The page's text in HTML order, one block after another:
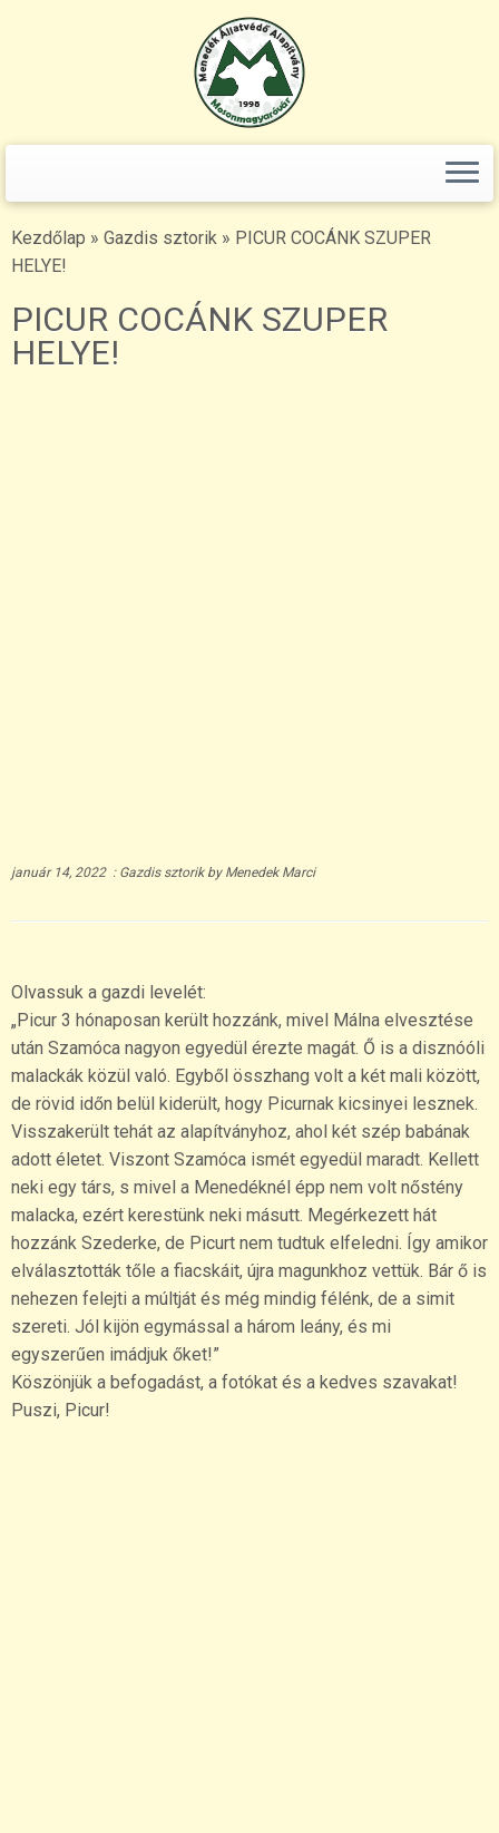
to
Kezdőlap » Gazdis sztorik » PICUR COCÁNK SZUPER
HELYE!
PICUR COCÁNK SZUPER
HELYE!
január 14, 2022: Gazdis sztorik by Menedek Marci
Olvassuk a gazdi levelét:
„Picur 3 hónaposan került hozzánk, mivel Málna elvesztése
után Szamóca nagyon egyedül érezte magát. Ő is a disznóóli
malackák közül való. Egyből összhang volt a két mali között,
de rövid időn belül kiderült, hogy Picurnak kicsinyei lesznek.
Visszakerült tehát az alapítványhoz, ahol két szép babának
adott életet. Viszont Szamóca ismét egyedül maradt. Kellett
neki egy társ, s mivel a Menedéknél épp nem volt nőstény
malacka, ezért kerestünk neki másutt. Megérkezett hát
hozzánk Szederke, de Picurt nem tudtuk elfeledni. Így amikor
elválasztották tőle a fiacskáit, újra magunkhoz vettük. Bár ő is
nehezen felejti a múltját és még mindig félénk, de a simit
szereti. Jól kijön egymással a három leány, és mi
egyszerűen imádjuk őket!”
Köszönjük a befogadást, a fotókat és a kedves szavakat!
Puszi, Picur!